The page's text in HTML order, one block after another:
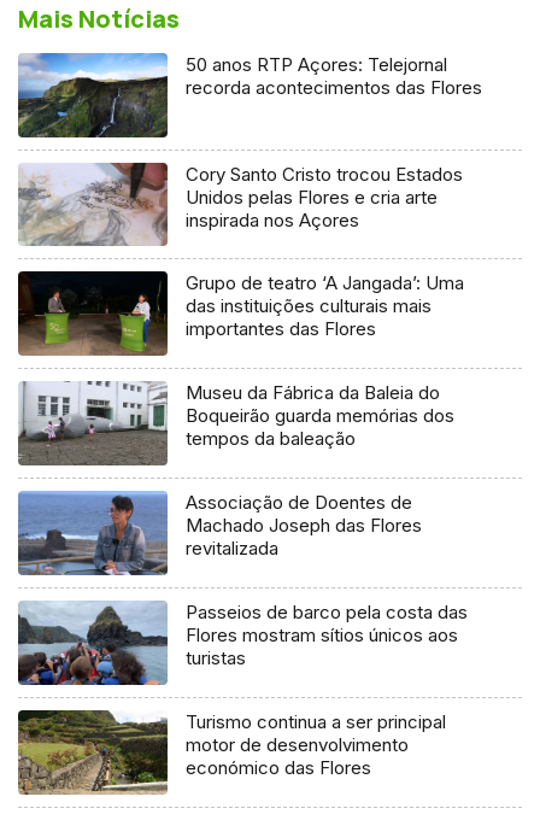
Mais Notícias
50 anos RTP Açores: Telejornal
recorda acontecimentos das Flores
Cory Santo Cristo trocou Estados
Unidos pelas Flores e cria arte
inspirada nos Açores
Grupo de teatro ‘A Jangada’: Uma
das instituições culturais mais
importantes das Flores
Museu da Fábrica da Baleia do
Boqueirão guarda memórias dos
tempos da baleação
Associação de Doentes de
Machado Joseph das Flores
revitalizada
Passeios de barco pela costa das
Flores mostram sítios únicos aos
turistas
Turismo continua a ser principal
motor de desenvolvimento
económico das Flores